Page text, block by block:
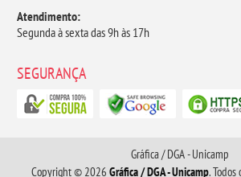
Atendimento:
Segunda à sexta das 9h às 17h
SEGURANÇA
Gráfica / DGA - Unicamp
Copyright © 2026 Gráfica / DGA - Unicamp. Todos